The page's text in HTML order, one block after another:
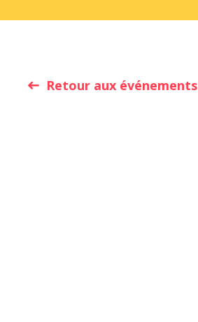
Retour aux événements